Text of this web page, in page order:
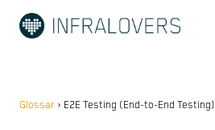
Glossar › E2E Testing (End-to-End Testing)